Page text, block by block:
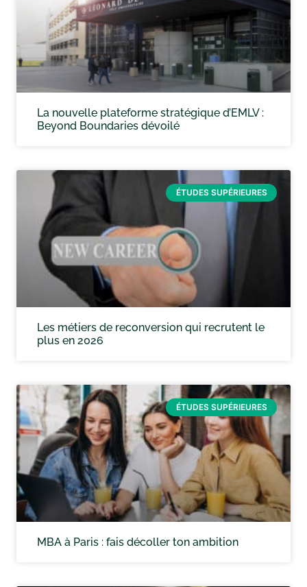
La nouvelle plateforme stratégique d’EMLV :
Beyond Boundaries dévoilé
ÉTUDES SUPÉRIEURES
Les métiers de reconversion qui recrutent le
plus en 2026
ÉTUDES SUPÉRIEURES
MBA à Paris : fais décoller ton ambition